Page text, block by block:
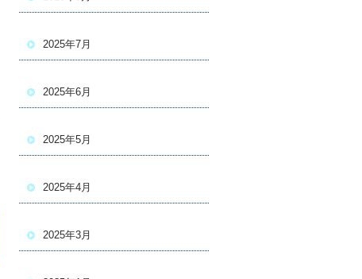
2025年7月
2025年6月
2025年5月
2025年4月
2025年3月